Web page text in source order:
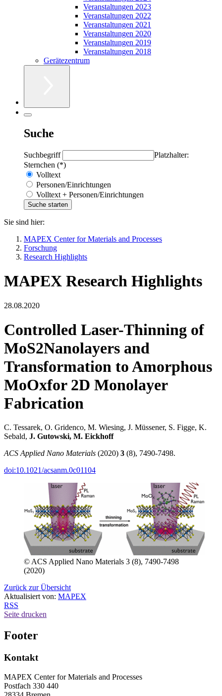
Veranstaltungen 2023
Veranstaltungen 2022
Veranstaltungen 2021
Veranstaltungen 2020
Veranstaltungen 2019
Veranstaltungen 2018
Gerätezentrum
Suche
Suchbegriff
Platzhalter:
Sternchen (*)
Volltext
Personen/Einrichtungen
Volltext + Personen/Einrichtungen
Sie sind hier:
MAPEX Center for Materials and Processes
Forschung
Research Highlights
MAPEX Research Highlights
28.08.2020
Controlled Laser-Thinning of
MoS2Nanolayers and
Transformation to Amorphous
MoOxfor 2D Monolayer
Fabrication
C. Tessarek, O. Gridenco, M. Wiesing, J. Müssener, S. Figge, K.
Sebald, J. Gutowski, M. Eickhoff
ACS Applied Nano Materials (2020) 3 (8), 7490-7498.
doi:10.1021/acsanm.0c01104
© ACS Applied Nano Materials 3 (8), 7490-7498
(2020)
Zurück zur Übersicht
Aktualisiert von: MAPEX
RSS
Seite drucken
Footer
Kontakt
MAPEX Center for Materials and Processes
Postfach 330 440